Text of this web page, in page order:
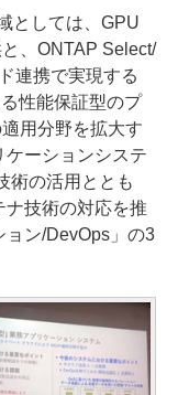
としては、GPU
、ONTAP Select/
連携で実現する
性能保証型のプ
用分野を拡大す
ケーションシステ
術の活用ととも
ナ技術の対応を推
ン/DevOps」の3